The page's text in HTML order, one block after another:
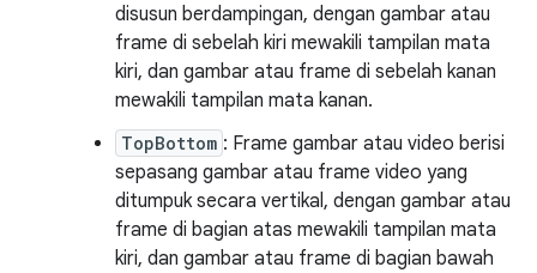
disusun berdampingan, dengan gambar atau
frame di sebelah kiri mewakili tampilan mata
kiri, dan gambar atau frame di sebelah kanan
mewakili tampilan mata kanan.
TopBottom : Frame gambar atau video berisi
sepasang gambar atau frame video yang
ditumpuk secara vertikal, dengan gambar atau
frame di bagian atas mewakili tampilan mata
kiri, dan gambar atau frame di bagian bawah